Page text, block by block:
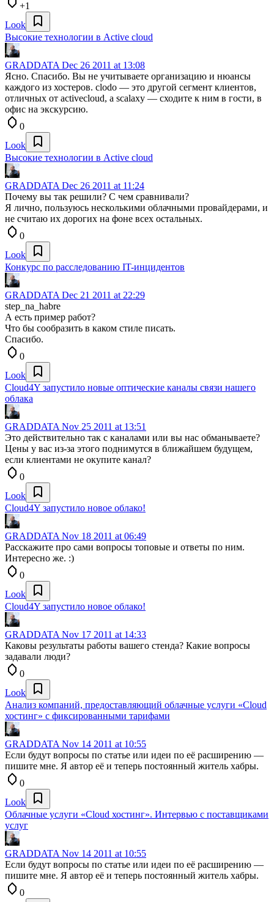
+1
Look
Высокие технологии в Active cloud
GRADDATA Dec 26 2011 at 13:08
Ясно. Спасибо. Вы не учитываете организацию и нюансы
каждого из хостеров. clodo — это другой сегмент клиентов,
отличных от activecloud, а scalaxy — сходите к ним в гости, в
офис на экскурсию.
0
Look
Высокие технологии в Active cloud
GRADDATA Dec 26 2011 at 11:24
Почему вы так решили? С чем сравнивали?
Я лично, пользуюсь несколькими облачными провайдерами, и
не считаю их дорогих на фоне всех остальных.
0
Look
Конкурс по расследованию IT-инцидентов
GRADDATA Dec 21 2011 at 22:29
step_na_habre
А есть пример работ?
Что бы сообразить в каком стиле писать.
Спасибо.
0
Look
Cloud4Y запустило новые оптические каналы связи нашего
облака
GRADDATA Nov 25 2011 at 13:51
Это действительно так с каналами или вы нас обманываете?
Цены у вас из-за этого поднимутся в ближайшем будущем,
если клиентами не окупите канал?
0
Look
Cloud4Y запустило новое облако!
GRADDATA Nov 18 2011 at 06:49
Расскажите про сами вопросы топовые и ответы по ним.
Интересно же. :)
0
Look
Cloud4Y запустило новое облако!
GRADDATA Nov 17 2011 at 14:33
Каковы результаты работы вашего стенда? Какие вопросы
задавали люди?
0
Look
Анализ компаний, предоставляющий облачные услуги «Cloud
хостинг» с фиксированными тарифами
GRADDATA Nov 14 2011 at 10:55
Если будут вопросы по статье или идеи по её расширению —
пишите мне. Я автор её и теперь постоянный житель хабры.
0
Look
Облачные услуги «Cloud хостинг». Интервью с поставщиками
услуг
GRADDATA Nov 14 2011 at 10:55
Если будут вопросы по статье или идеи по её расширению —
пишите мне. Я автор её и теперь постоянный житель хабры.
0